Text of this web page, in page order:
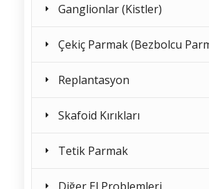
Ganglionlar (Kistler)
Çekiç Parmak (Bezbolcu
Replantasyon
Skafoid Kırıkları
Tetik Parmak